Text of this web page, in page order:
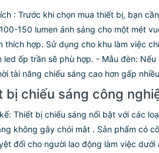
Tampe
: Trước khi chọn mua thiết bị, bạn
150 lumen ánh sáng cho một mét
thích hợp. Sử dụng cho khu làm việc
led ốp trần sẽ phù hợp. - Mẫu đèn:
tài năng chiếu sáng cao hơn gấp
bị chiếu sáng công
Thiết bị chiếu sáng nổi bật với các
không gây chói mắt . Sản phẩm có
đối cho người lao động làm việc